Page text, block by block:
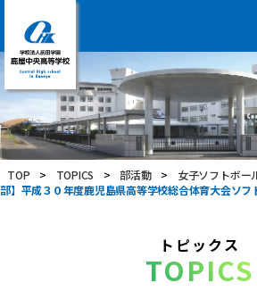
学
校
法
人
前
田
学
TOP > TOPICS > 部活動 > 女子ソフトボー
部】平成３０年度鹿児島県高等学校総合体育大会ソフ
トピックス
TOPICS